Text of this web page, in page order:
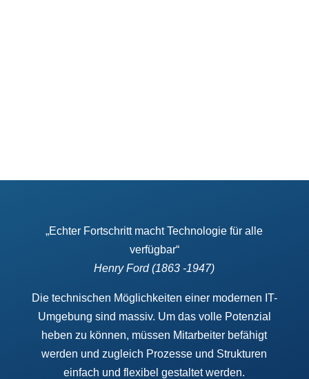
„Echter Fortschritt macht Technologie für alle
verfügbar“
Henry Ford (1863 -1947)
Die technischen Möglichkeiten einer modernen IT-
Umgebung sind massiv. Um das volle Potenzial
heben zu können, müssen Mitarbeiter befähigt
werden und zugleich Prozesse und Strukturen
einfach und flexibel gestaltet werden.